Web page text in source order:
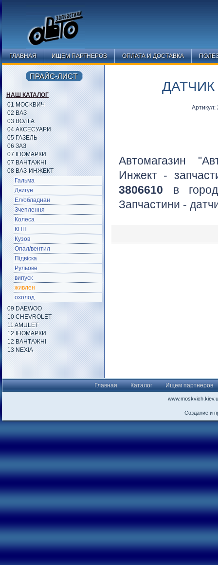
ГЛАВНАЯ ИЩЕМ ПАРТНЕРОВ ОПЛАТА И ДОСТАВКА
ДАТЧИК
Автомагазин
Инжект -
3806610 в
Запчастини -
ПРАЙС-ЛИСТ
НАШ КАТАЛОГ
01 МОСКВИЧ
02 ВАЗ
03 ВОЛГА
04 АКСЕСУАРИ
05 ГАЗЕЛЬ
06 ЗАЗ
07 ІНОМАРКИ
07 ВАНТАЖНІ
08 ВАЗ-ИНЖЕКТ
Гальма
Двигун
Ел/обладнан
Зчеплення
Колеса
КПП
Кузов
Опал/вентил
Підвіска
Рульове
випуск
живлен
охолод
09 DAEWOO
10 CHEVROLET
11 AMULET
12 ІНОМАРКИ
12 ВАНТАЖНІ
13 NEXIA
Главная Каталог Ищем партнеров
Создание и